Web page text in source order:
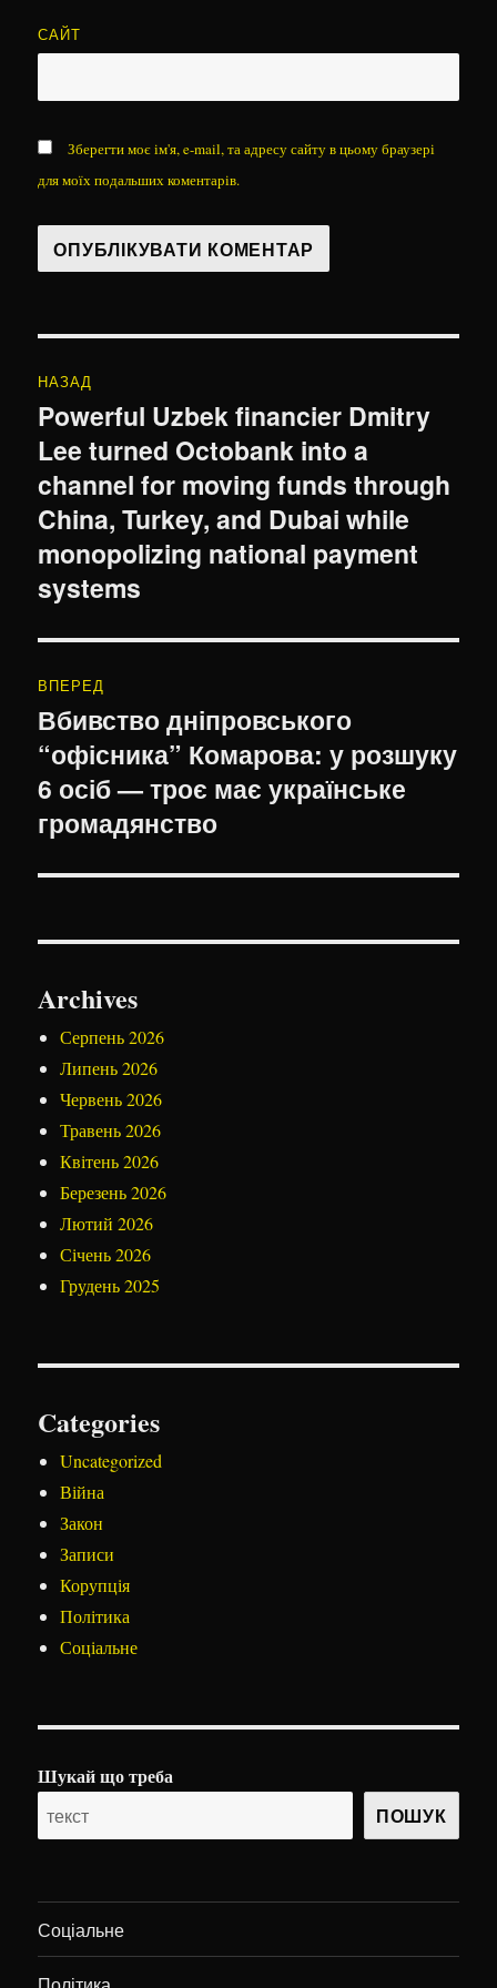
САЙТ
Зберегти моє ім'я, e-mail, та адресу сайту в цьому браузері
для моїх подальших коментарів.
записів
НАЗАД
Попередній
запис:
Powerful Uzbek financier Dmitry
Lee turned Octobank into a
channel for moving funds through
China, Turkey, and Dubai while
monopolizing national payment
systems
ВПЕРЕД
Наступний
запис:
Вбивство дніпровського
“офісника” Комарова: у розшуку
6 осіб — троє має українське
громадянство
Archives
Серпень 2026
Липень 2026
Червень 2026
Травень 2026
Квітень 2026
Березень 2026
Лютий 2026
Січень 2026
Грудень 2025
Categories
Uncategorized
Війна
Закон
Записи
Корупція
Політика
Соціальне
Шукай що треба
ПОШУК
Соціальне